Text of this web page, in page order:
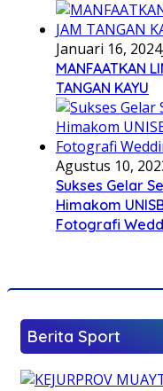
Januari 16, 2024
MANFAATKAN
TANGAN KAYU
Agustus 10,
Sukses Gelar
Himakom
Fotografi
Berita Sport